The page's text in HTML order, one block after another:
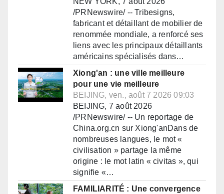
/PRNewswire/ -- Tribesigns,
fabricant et détaillant de mobilier de
renommée mondiale, a renforcé ses
liens avec les principaux détaillants
américains spécialisés dans…
Xiong'an : une ville meilleure
pour une vie meilleure
BEIJING, ven., août 7 2026 09:03
BEIJING, 7 août 2026
/PRNewswire/ -- Un reportage de
China.org.cn sur Xiong'anDans de
nombreuses langues, le mot «
civilisation » partage la même
origine : le mot latin « civitas », qui
signifie «…
FAMILIARITÉ : Une convergence